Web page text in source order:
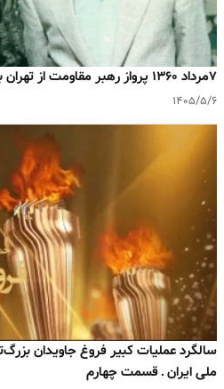
۷مرداد ۱۳۶۰ پرواز رهبر مقاومت از تهران به پاریس
۱۴۰۵/۵/۶
سالگرد عملیات کبیر فروغ جاویدان
ملی ایران ـ قسمت چهارم